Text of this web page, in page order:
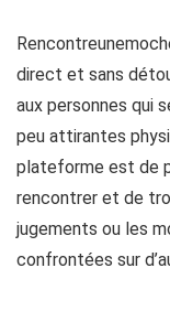
direct et sans
aux personnes qui
peu attirantes
plateforme est de
rencontrer et de
jugements ou les
confrontées sur